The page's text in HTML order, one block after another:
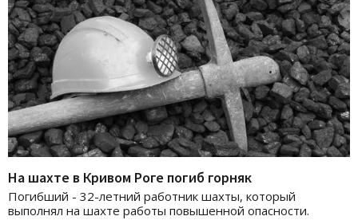
На шахте в Кривом Роге погиб горняк
Погибший - 32-летний работник шахты, который
выполнял на шахте работы повышенной опасности.